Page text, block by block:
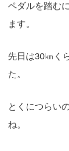
ペダルを踏む
ます。
先日は30㎞く
た。
とくにつらい
ね。